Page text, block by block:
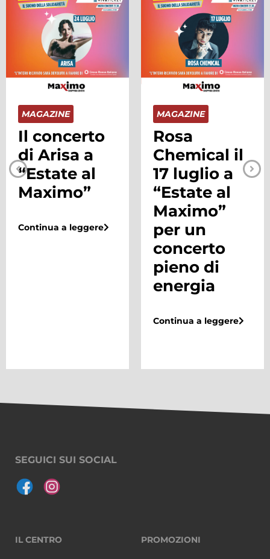
MAGAZINE
Il concerto
di Arisa a
“Estate al
Maximo”
Continua a leggere
MAGAZINE
Rosa
Chemical il
17 luglio a
“Estate al
Maximo”
per un
concerto
pieno di
energia
Continua a leggere
SEGUICI SUI SOCIAL
IL CENTRO PROMOZIONI